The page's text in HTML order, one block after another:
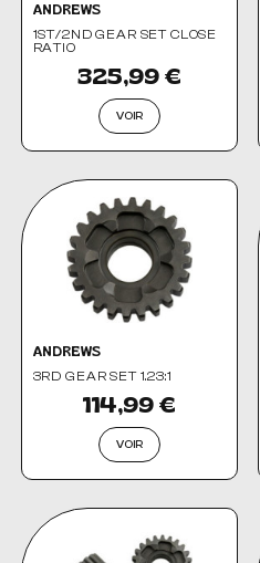
ANDREWS
1ST/2ND GEAR SET CLOSE
RATIO
325,99 €
VOIR
ANDREWS
3RD GEAR SET 1.23:1
114,99 €
VOIR